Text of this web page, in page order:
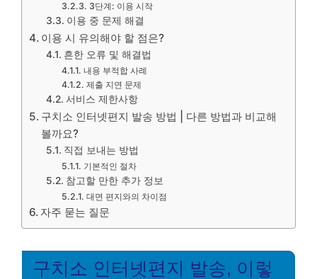
3단계: 이용 시작
이용 중 문제 해결
이용 시 유의해야 할 점은?
흔한 오류 및 해결법
내용 부적합 사례
제출 지연 문제
서비스 제한사항
구치소 인터넷편지 발송 방법 | 다른 방법과 비교해
볼까요?
직접 보내는 방법
기본적인 절차
참고할 만한 추가 정보
대면 편지와의 차이점
자주 묻는 질문
구치소 인터넷편지 발송, 이렇